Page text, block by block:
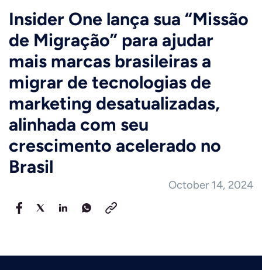
Insider One lança sua “Missão
de Migração” para ajudar
mais marcas brasileiras a
migrar de tecnologias de
marketing desatualizadas,
alinhada com seu
crescimento acelerado no
Brasil
October 14, 2024